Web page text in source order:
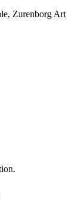
Zurenborg Art